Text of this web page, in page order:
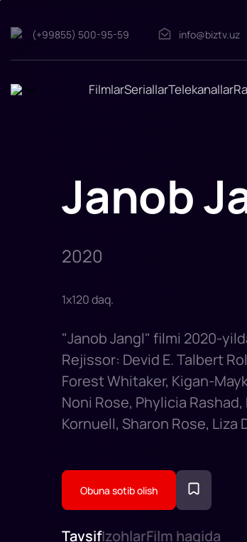
Janob
filmi
2020-
(+99855) 500-95-59 info@biztv.uz
FilmlarSeriallarTelekanallar
Janob
2020
1x120daq.
"Janob Jangl" filmi 2020-
Rejissor: Devid E. Talbert
Forest Whitaker, Kigan-
Noni Rose, Phylicia
Kornuell, Sharon Rose, Liza
Obuna sotib olish
TavsifIzohlarFilm haqida